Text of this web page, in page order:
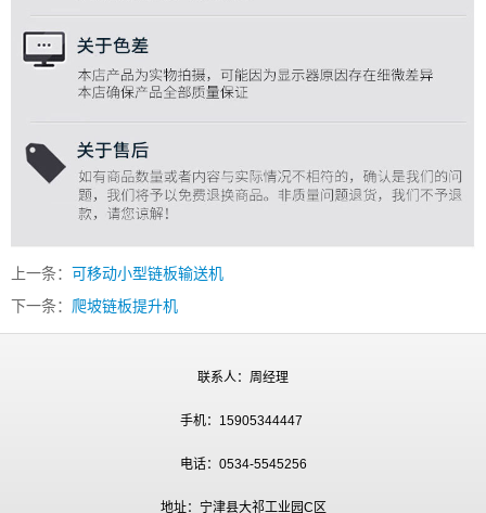
上一条： 可移动小型链板输送机
下一条： 爬坡链板提升机
联系人：周经理
手机：15905344447
电话：0534-5545256
地址：宁津县大祁工业园C区